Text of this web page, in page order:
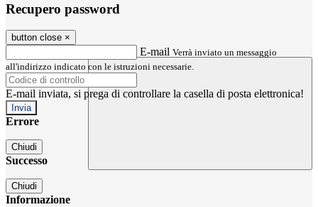
Recupero password
button close ×
E-mail Verrà inviato un messaggio
all'indirizzo indicato con le istruzioni necessarie.
E-mail inviata, si prega di controllare la casella di posta elettronica!
Errore
Chiudi
Successo
Chiudi
Informazione